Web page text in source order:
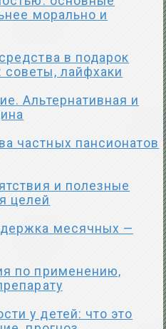
морально и
в подарок
лайфхаки
Альтернативная и
частных пансионатов
и полезные
целей
месячных —
по применению,
у детей: что это